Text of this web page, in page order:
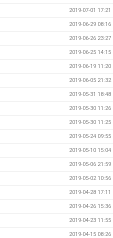
2019-07-01 17:21
2019-06-29 08:16
2019-06-26 23:27
2019-06-25 14:15
2019-06-19 11:20
2019-06-05 21:32
2019-05-31 18:48
2019-05-30 11:26
2019-05-30 11:25
2019-05-24 09:55
2019-05-10 15:04
2019-05-06 21:59
2019-05-02 10:56
2019-04-28 17:11
2019-04-26 15:36
2019-04-23 11:55
2019-04-15 08:26